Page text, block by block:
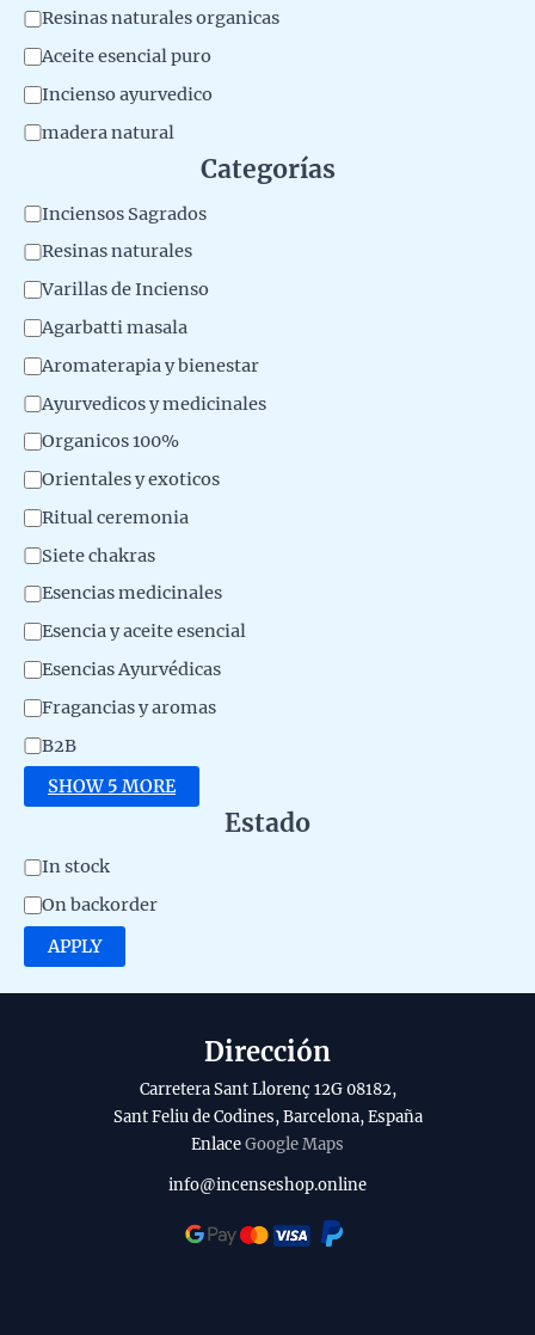
l
d
e
p
r
o
c
t
o
Resinas naturales organicas
Aceite esencial puro
Incienso ayurvedico
madera natural
Categorías
C
a
t
e
y
Inciensos Sagrados
Resinas naturales
Varillas de Incienso
Agarbatti masala
Aromaterapia y bienestar
Ayurvedicos y medicinales
Organicos 100%
Orientales y exoticos
Ritual ceremonia
Siete chakras
Esencias medicinales
Esencia y aceite esencial
Esencias Ayurvédicas
Fragancias y aromas
B2B
SHOW 5 MORE
Estado
A
v
a
i
In stock
On backorder
APPLY
Dirección
Carretera Sant Llorenç 12G 08182,
Sant Feliu de Codines, Barcelona, España
EnlaceGoogle Maps
info@incenseshop.online